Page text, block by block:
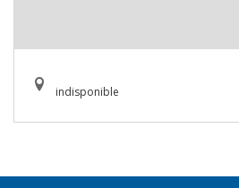
indisponible